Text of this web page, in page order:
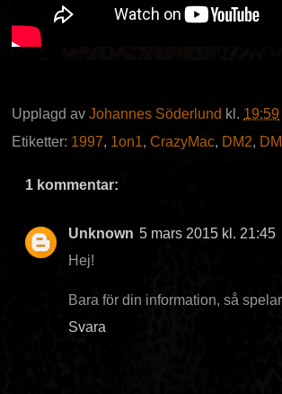
Upplagd av Johannes Söderlund kl. 19:59
Etiketter: 1997, 1on1, CrazyMac, DM2,
1 kommentar:
Unknown 5 mars 2015 kl. 21:45
Hej!
Bara för din information, så
Svara